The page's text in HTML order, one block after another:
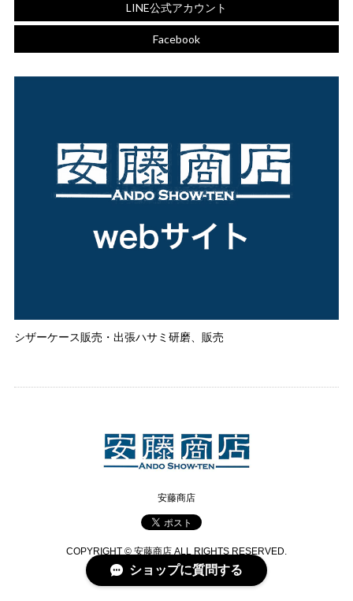
LINE公式アカウント
Facebook
シザーケース販売・出張ハサミ研磨、販売
安藤商店
COPYRIGHT © 安藤商店 ALL RIGHTS RESERVED.
ショップに質問する